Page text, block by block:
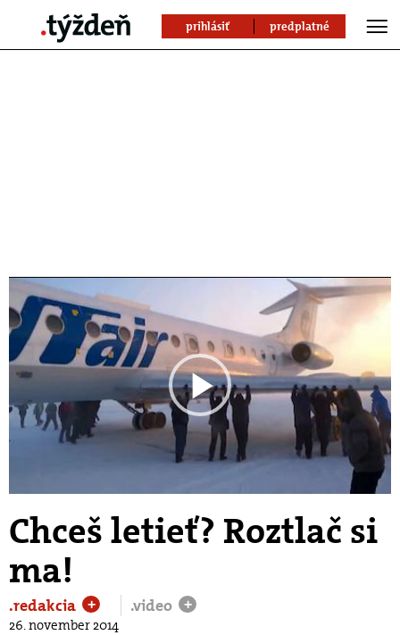
prihlásiť predplatné
Play
Video
Chceš letieť? Roztlač si
ma!
.redakcia + .video +
26. november 2014